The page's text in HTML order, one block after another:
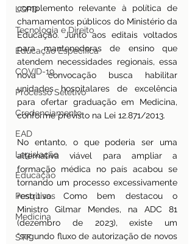
LGPD
Tecnologia e Direito
Educação Específica
COVID-19
Processo Seletivo
Credenciamento
EAD
Legislação
Educação
Pesquisas
Medicina
STF
complemento relevante à política de
chamamentos públicos do Ministério da
Educação. Junto aos editais voltados
para mantenedoras de ensino que
atendem necessidades regionais, essa
nova convocação busca habilitar
unidades hospitalares de excelência
para ofertar graduação em Medicina,
conforme previsto na Lei 12.871/2013.
No entanto, o que poderia ser uma
alternativa viável para ampliar a
formação médica no país acabou se
tornando um processo excessivamente
restritivo. Como bem destacou o
Ministro Gilmar Mendes, na ADC 81
(dezembro de 2023), existe um
“segundo fluxo de autorização de novos